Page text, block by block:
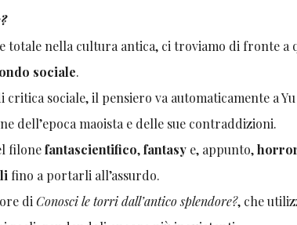
totale nella cultura antica, ci troviamo di fronte a
sociale.
sociale, il pensiero va automaticamente a
dell’epoca maoista e delle sue contraddizioni.
filonefantascientifico,fantasy e, appunto,
fino a portarli all’assurdo.
diConosci le torri dall’antico splendore?, che